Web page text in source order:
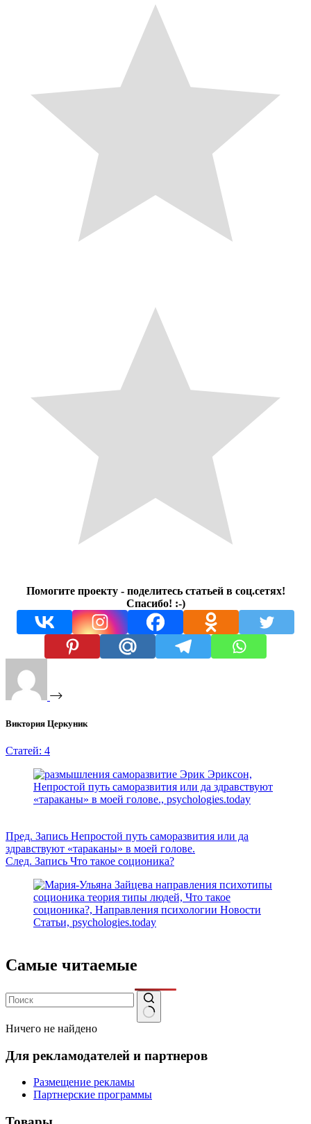
Помогите проекту - поделитесь статьей в соц.сетях!
Спасибо! :-)
Виктория Церкуник
Статей: 4
Пред. Запись Непростой путь саморазвития или да
здравствуют «тараканы» в моей голове.
След. Запись Что такое соционика?
Самые читаемые
Ничего не найдено
Для рекламодателей и партнеров
Размещение рекламы
Партнерские программы